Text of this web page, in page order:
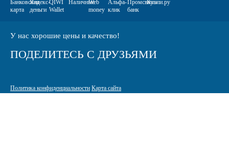
У нас хорошие цены и качество!
ПОДЕЛИТЕСЬ С ДРУЗЬЯМИ
Политика конфиденциальности Карта сайта